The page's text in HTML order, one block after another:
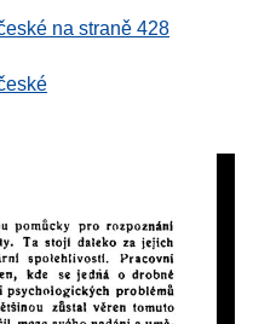
na straně 428